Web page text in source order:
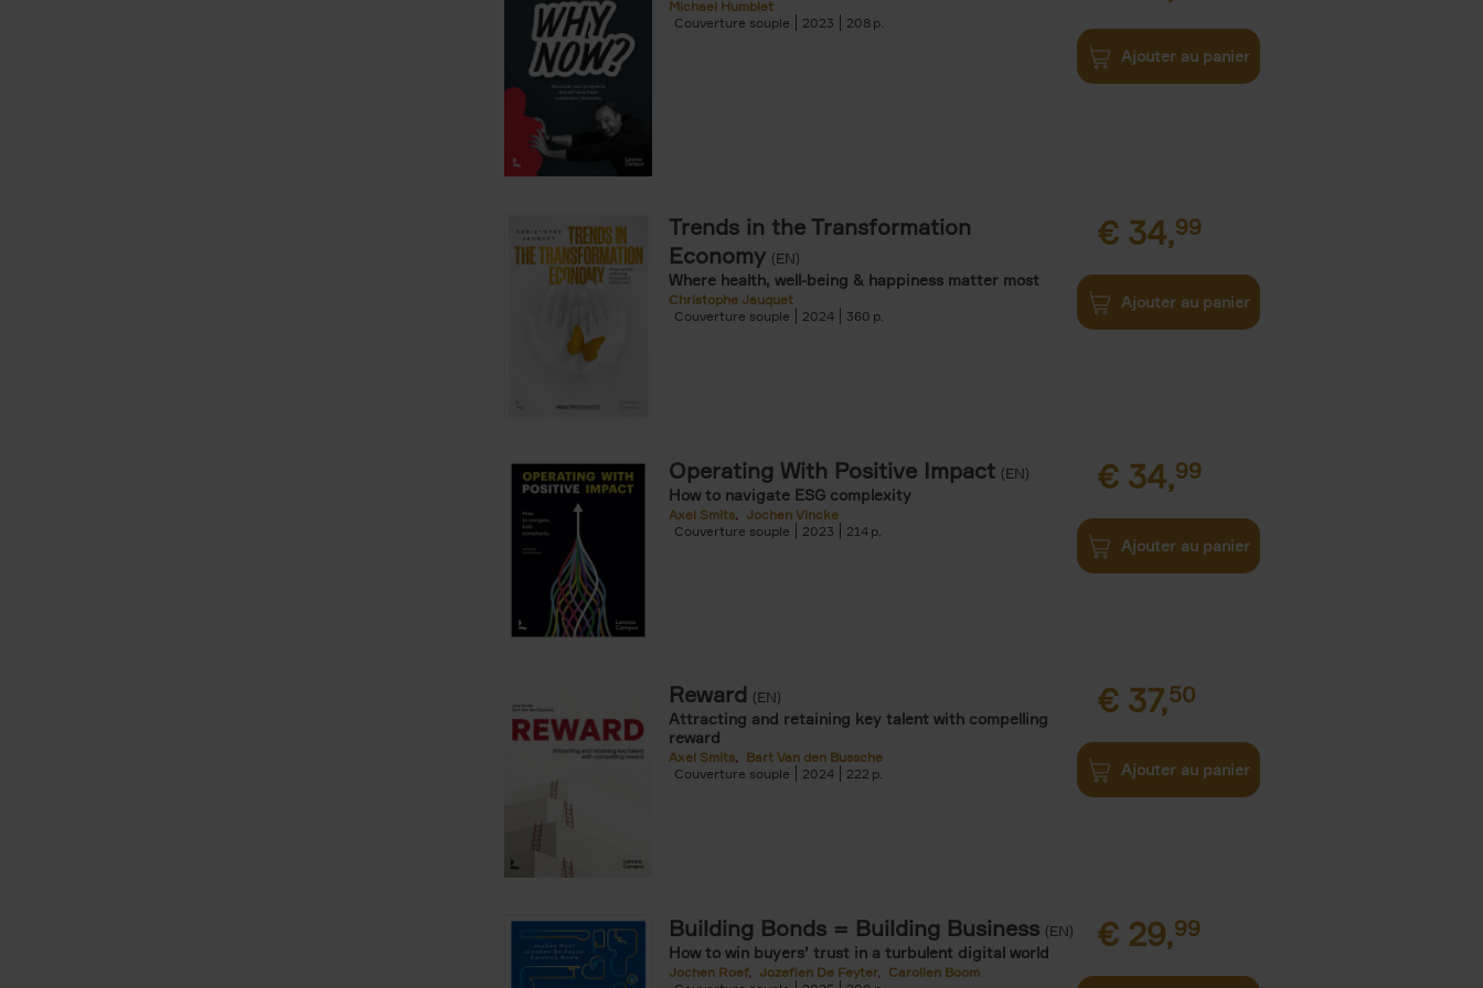
Michael Humblet
Couverture souple
2023 208
Ajouter au panier
Trends in the Transformation
Economy (EN)
Where health, well-being & happiness matter most
Christophe Jauquet
Couverture souple
2024 360
€ 34,99
Ajouter au panier
Operating With Positive Impact (EN)
How to navigate ESG complexity
Axel Smits
Jochen Vincke
Couverture souple
2023 214
€ 34,99
Ajouter au panier
Reward (EN)
Attracting and retaining key talent with compelling
reward
Axel Smits
Bart Van den Bussche
Couverture souple
2024 222
€ 37,50
Ajouter au panier
Building Bonds = Building Business (EN)
How to win buyers’ trust in a turbulent digital world
Jochen Roef Jozefien De Feyter
Carolien Boom
€ 29,99